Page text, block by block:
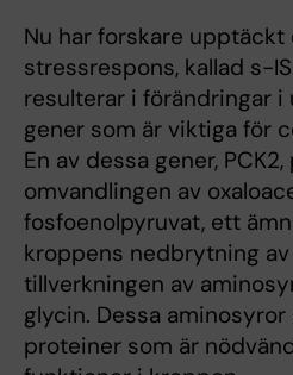
Nu har forskare upptäckt
stressrespons, kallad s-
resulterar i förändringar
gener som är viktiga för
En av dessa gener,
omvandlingen av
fosfoenolpyruvat, ett
kroppens nedbrytning
tillverkningen av
glycin. Dessa
proteiner som är